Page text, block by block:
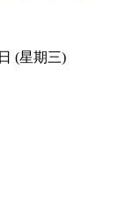
(星期三)